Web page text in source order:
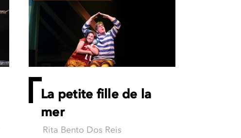
La petite fille de la
mer
Rita Bento Dos Reis